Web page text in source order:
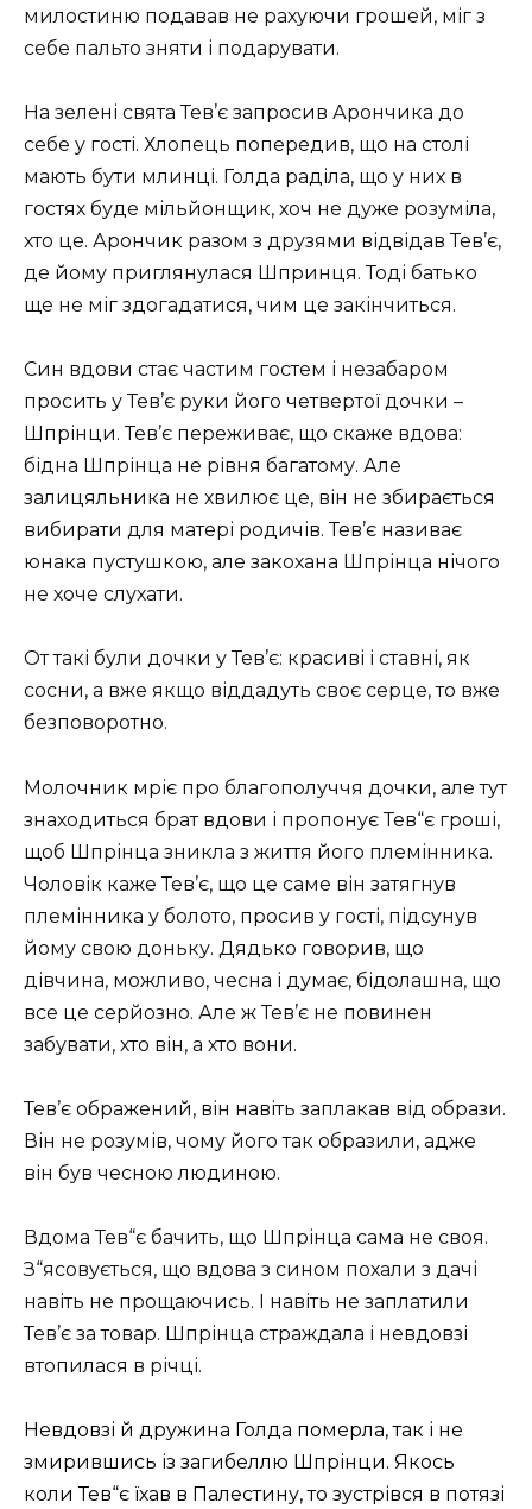
милостиню подавав не рахуючи грошей, міг з
себе пальто зняти і подарувати.
На зелені свята Тев’є запросив Арончика до
себе у гості. Хлопець попередив, що на столі
мають бути млинці. Голда раділа, що у них в
гостях буде мільйонщик, хоч не дуже розуміла,
хто це. Арончик разом з друзями відвідав Тев’є,
де йому приглянулася Шпринця. Тоді батько
ще не міг здогадатися, чим це закінчиться.
Син вдови стає частим гостем і незабаром
просить у Тев’є руки його четвертої дочки –
Шпрінци. Тев’є переживає, що скаже вдова:
бідна Шпрінца не рівня багатому. Але
залицяльника не хвилює це, він не збирається
вибирати для матері родичів. Тев’є називає
юнака пустушкою, але закохана Шпрінца нічого
не хоче слухати.
От такі були дочки у Тев’є: красиві і ставні, як
сосни, а вже якщо віддадуть своє серце, то вже
безповоротно.
Молочник мріє про благополуччя дочки, але тут
знаходиться брат вдови і пропонує Тев“є гроші,
щоб Шпрінца зникла з життя його племінника.
Чоловік каже Тев’є, що це саме він затягнув
племінника у болото, просив у гості, підсунув
йому свою доньку. Дядько говорив, що
дівчина, можливо, чесна і думає, бідолашна, що
все це серйозно. Але ж Тев’є не повинен
забувати, хто він, а хто вони.
Тев’є ображений, він навіть заплакав від образи.
Він не розумів, чому його так образили, адже
він був чесною людиною.
Вдома Тев“є бачить, що Шпрінца сама не своя.
З“ясовується, що вдова з сином похали з дачі
навіть не прощаючись. І навіть не заплатили
Тев’є за товар. Шпрінца страждала і невдовзі
втопилася в річці.
Невдовзі й дружина Голда померла, так і не
змирившись із загибеллю Шпрінци. Якось
коли Тев“є їхав в Палестину, то зустрівся в потязі